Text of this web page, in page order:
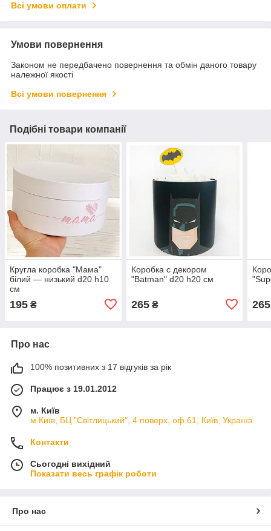
Всі умови оплати
Умови повернення
Законом не передбачено повернення та обмін даного товару
належної якості
Всі умови повернення
Подібні товари компанії
Кругла коробка "Мама"
білий — низький d20 h10
см
195 ₴
Коробка с декором
"Batman" d20 h20 см
265₴ 265
Про нас
100% позитивних з 17 відгуків за рік
Працює з 19.01.2012
м. Київ
м.Київ, БЦ "Світлицький", 4 поверх, оф.61, Київ, Україна
Контакти
Сьогодні вихідний
Показати весь графік роботи
Про нас